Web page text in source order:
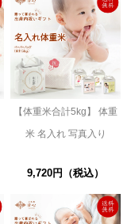
【体重米合計5kg】 体重
米 名入れ 写真入り
9,720円（税込）